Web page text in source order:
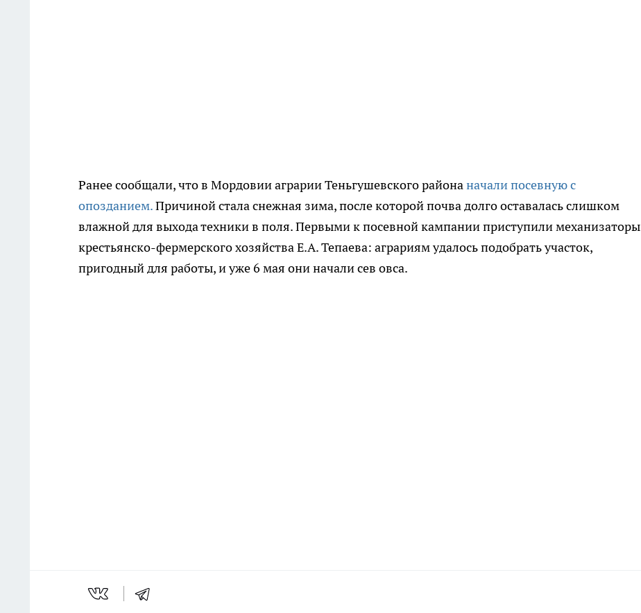
Ранее сообщали, что в Мордовии аграрии Теньгушевского районаначали посевную с
опозданием.Причиной стала снежная зима, после которой почва долго оставалась слишком
влажной для выхода техники в поля. Первыми к посевной кампании приступили механизаторы
крестьянско-фермерского хозяйства Е.А. Тепаева: аграриям удалось подобрать участок,
пригодный для работы, и уже 6 мая они начали сев овса.